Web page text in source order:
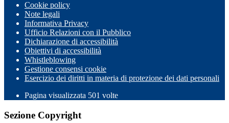
Cookie policy
Note legali
Informativa Privacy
Ufficio Relazioni con il Pubblico
Dichiarazione di accessibilità
Obiettivi di accessibilità
Whistleblowing
Gestione consensi cookie
Esercizio dei diritti in materia di protezione dei dati personali
Pagina visualizzata 501 volte
Sezione Copyright